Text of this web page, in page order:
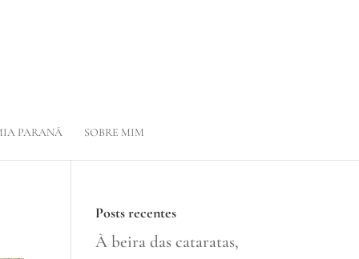
PARANÁ SOBRE MIM
Posts recentes
À beira das cataratas,